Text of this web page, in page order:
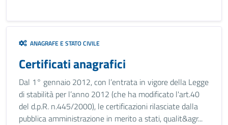
ANAGRAFE E STATO CIVILE
Certificati anagrafici
Dal 1° gennaio 2012, con l’entrata in vigore della Legge
di stabilità per l’anno 2012 (che ha modificato l'art.40
del d.p.R. n.445/2000), le certificazioni rilasciate dalla
pubblica amministrazione in merito a stati, qualit&agr...